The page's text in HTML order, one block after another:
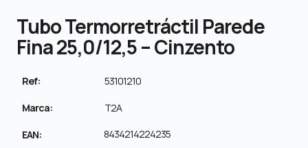
Tubo Termorretráctil Parede
Fina 25,0/12,5 – Cinzento
Ref: 53101210
Marca: T2A
EAN: 8434214224235